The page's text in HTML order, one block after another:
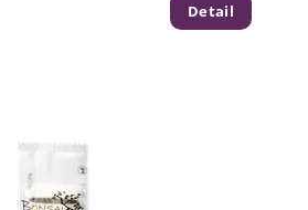
Detail